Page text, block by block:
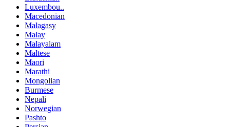
Luxembou..
Macedonian
Malagasy
Malay
Malayalam
Maltese
Maori
Marathi
Mongolian
Burmese
Nepali
Norwegian
Pashto